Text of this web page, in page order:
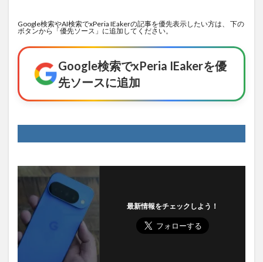
Google検索やAI検索でxPeria IEakerの記事を優先表示したい方は、 下の
ボタンから「優先ソース」に追加してください。
Google検索でxPeria IEakerを優
先ソースに追加
最新情報をチェックしよう！